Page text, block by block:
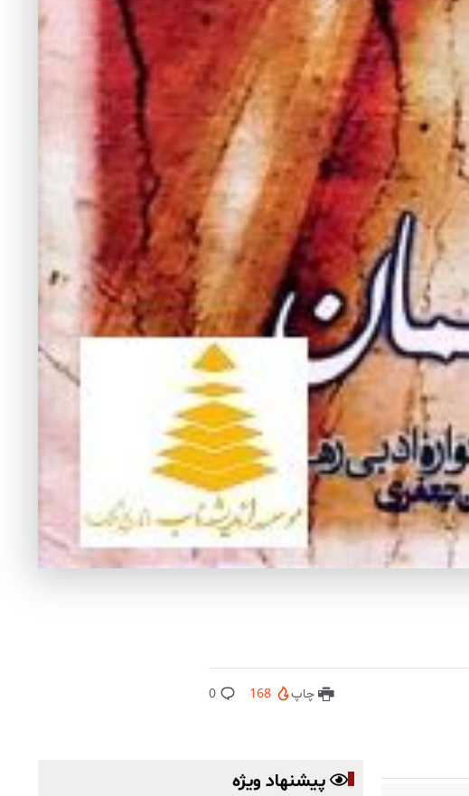
چاپ 168
0
پیشنهاد ویژه